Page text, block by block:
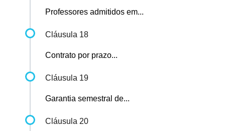
Professores admitidos em...
Cláusula 18
Contrato por prazo...
Cláusula 19
Garantia semestral de...
Cláusula 20